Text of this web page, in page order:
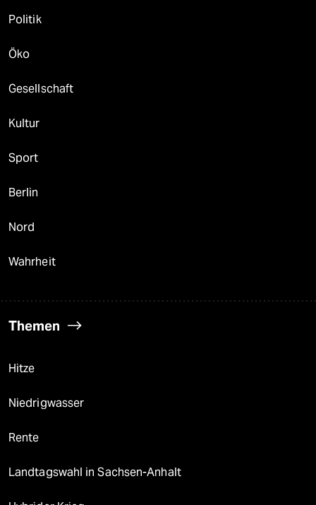
Politik
Öko
Gesellschaft
Kultur
Sport
Berlin
Nord
Wahrheit
Themen
Hitze
Niedrigwasser
Rente
Landtagswahl in Sachsen-Anhalt